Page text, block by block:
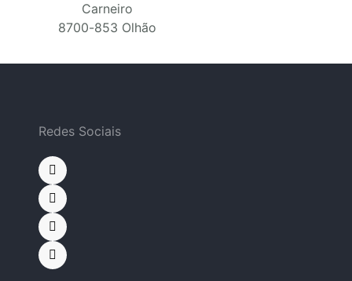
Carneiro
8700-853 Olhão
Redes Sociais